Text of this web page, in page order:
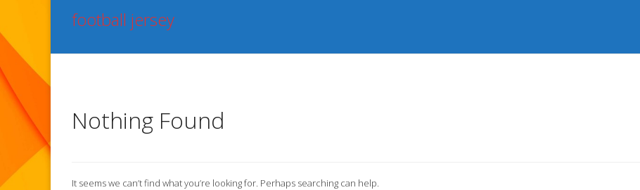
football jersey
Nothing Found
It seems we can’t find what you’re looking for. Perhaps searching can help.